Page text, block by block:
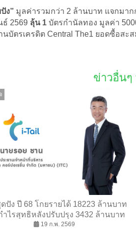
ง” มูลค่ารวมกว่า 2 ล้านบาท แจกมา
ธ์ 2569 ลุ้น 1 บัตรกำนัลทอง มูลค่า
บัตรเครดิต Central The1 ยอดซื้อส
ข่าวอื่นๆ
ดปัง ปี 68 โกยรายได้ 18223 ล้านบาท
ำไรสุทธิหลังปรับปรุง 3432 ล้านบาท
พุ่งแตะ 25.1% เคาะจ่ายปันผลทั้งปี
19 ก.พ. 2569